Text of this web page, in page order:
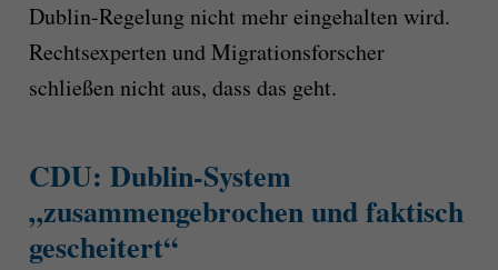
Dublin-Regelung nicht mehr eingehalten wird.
Rechtsexperten und Migrationsforscher
schließen nicht aus, dass das geht.
CDU: Dublin-System
„zusammengebrochen und faktisch
gescheitert“